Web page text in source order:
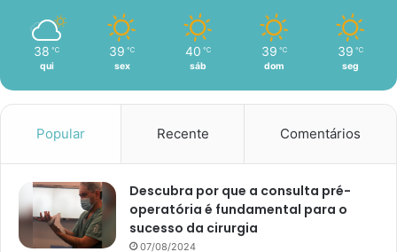
38 ℃
qui
39 ℃
sex
40 ℃
sáb
39 ℃
dom
39 ℃
seg
Popular Recente Comentários
Descubra por que a consulta pré-
operatória é fundamental para o
sucesso da cirurgia
07/08/2024